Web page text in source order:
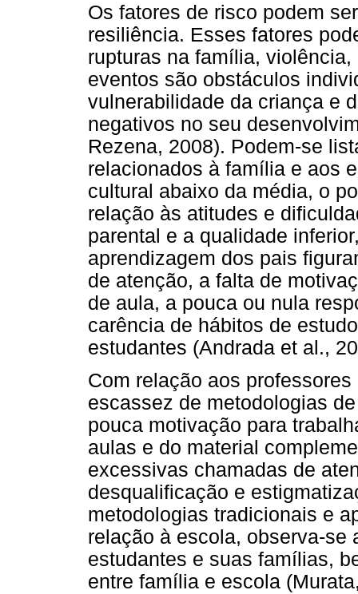
Os fatores de risco podem
resiliência. Esses fatores
rupturas na família,
eventos são obstáculos
vulnerabilidade da criança e
negativos no seu
Rezena, 2008). Podem-se
relacionados à família e aos
cultural abaixo da média, o
relação às atitudes e
parental e a qualidade
aprendizagem dos pais
de atenção, a falta de
de aula, a pouca ou nula
carência de hábitos de
estudantes (Andrada et al.,
Com relação aos
escassez de metodologias
pouca motivação para
aulas e do material
excessivas chamadas de
desqualificação e
metodologias tradicionais e
relação à escola, observa-se
estudantes e suas famílias,
entre família e escola